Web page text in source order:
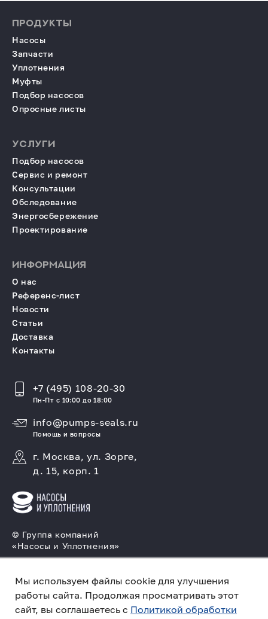
Мы используем файлы cookie для улучшения
работы сайта. Продолжая просматривать этот
сайт, вы соглашаетесь с Политикой обработки
© Группа компаний
«Насосы и Уплотнения»
торцовых уплотнений
Политика конфиденциальности
ПРОДУКТЫ
Насосы
Запчасти
Уплотнения
Муфты
Подбор насосов
Опросные листы
УСЛУГИ
Подбор насосов
Сервис и ремонт
Консультации
Обследование
Энергосбережение
Проектирование
ИНФОРМАЦИЯ
О нас
Референс-лист
Новости
Статьи
Доставка
Контакты
+7 (495) 108-20-30
Пн-Пт с 10:00 до 18:00
info@pumps-seals.ru
Помощь и вопросы
г. Москва, ул. Зорге,
д. 15, корп. 1